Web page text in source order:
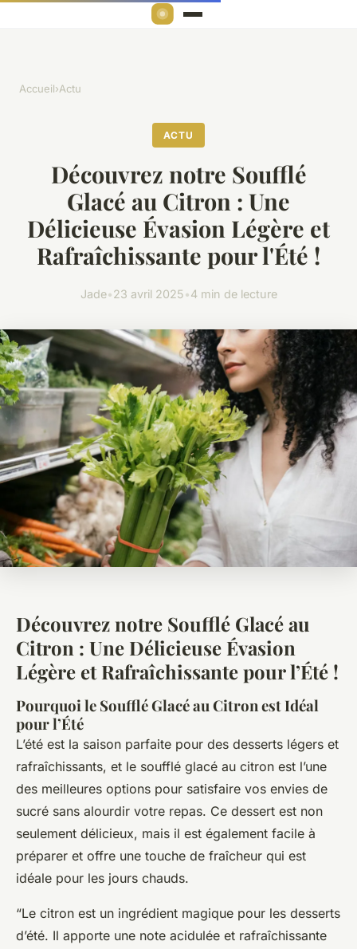
Accueil›Actu
ACTU
Découvrez notre Soufflé
Glacé au Citron : Une
Délicieuse Évasion Légère et
Rafraîchissante pour l'Été !
Jade•23 avril 2025•4 min de lecture
Découvrez notre Soufflé Glacé au
Citron : Une Délicieuse Évasion
Légère et Rafraîchissante pour l’Été !
Pourquoi le Soufflé Glacé au Citron est Idéal
pour l’Été
L’été est la saison parfaite pour des desserts légers et
rafraîchissants, et le soufflé glacé au citron est l’une
des meilleures options pour satisfaire vos envies de
sucré sans alourdir votre repas. Ce dessert est non
seulement délicieux, mais il est également facile à
préparer et offre une touche de fraîcheur qui est
idéale pour les jours chauds.
“Le citron est un ingrédient magique pour les desserts
d’été. Il apporte une note acidulée et rafraîchissante